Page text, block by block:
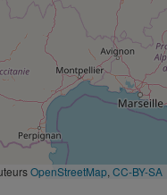
OpenStreetMap CC-BY-SA
Complément
alimentaire
Assurance emprunteur
électroménager -
Matelas
Mutuelle